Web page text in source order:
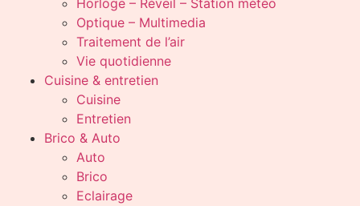
Horloge – Réveil – Station météo
Optique – Multimedia
Traitement de l’air
Vie quotidienne
Cuisine & entretien
Cuisine
Entretien
Brico & Auto
Auto
Brico
Eclairage